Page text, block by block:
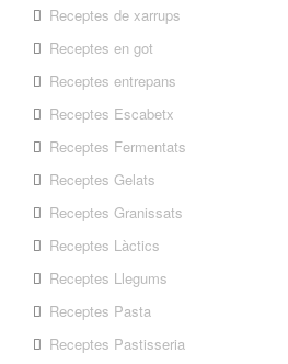
Receptes de xarrups
Receptes en got
Receptes entrepans
Receptes Escabetx
Receptes Fermentats
Receptes Gelats
Receptes Granissats
Receptes Làctics
Receptes Llegums
Receptes Pasta
Receptes Pastisseria